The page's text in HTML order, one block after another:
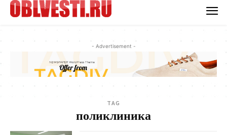
- Advertisement -
TAG
поликлиника